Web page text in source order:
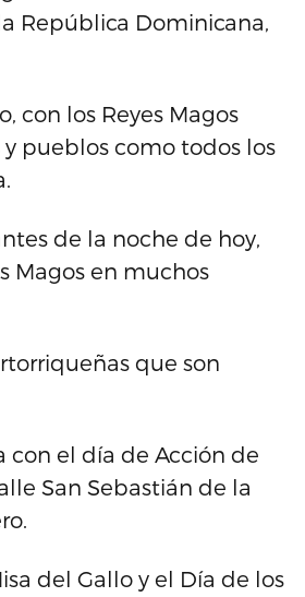
República Dominicana,
con los Reyes Magos
pueblos como todos los
de la noche de hoy,
Magos en muchos
que son
con el día de Acción de
San Sebastián de la
del Gallo y el Día de los